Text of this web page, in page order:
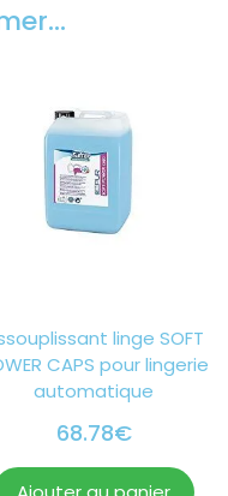
linge SOFT
CAPS pour lingerie
automatique
68.78€